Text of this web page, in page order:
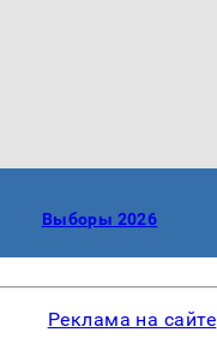
Выборы 2026
Реклама на сайте